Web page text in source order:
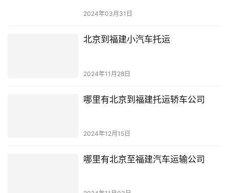
2024年03月31日
北京到福建小汽车托运
2024年11月28日
哪里有北京到福建托运轿车公司
2024年12月15日
哪里有北京至福建汽车运输公司